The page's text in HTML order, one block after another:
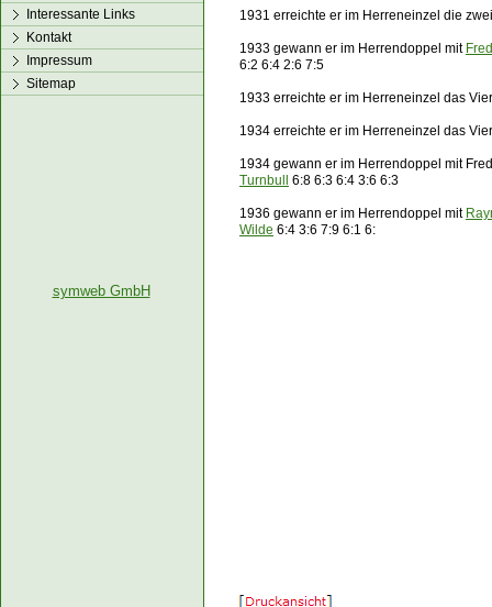
1931 erreichte er im Herreneinzel die
1933 gewann er im Herrendoppel mit
6:2 6:4 2:6 7:5
1933 erreichte er im Herreneinzel das
1934 erreichte er im Herreneinzel das
1934 gewann er im Herrendoppel mit
Turnbull
6:8 6:3 6:4 3:6 6:3
1936 gewann er im Herrendoppel mit
Wilde 6:4 3:6 7:9 6:1 6:
Interessante Links
Kontakt
Impressum
Sitemap
symweb GmbH